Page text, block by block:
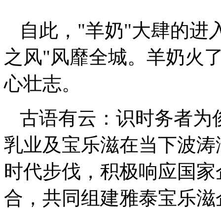
自此，"羊奶"大肆的进
之风"风靡全城。羊奶火
心壮志。
古语有云：识时务者为
乳业及宝乐滋在当下波
时代步伐，积极响应国
合，共同组建雅泰宝乐